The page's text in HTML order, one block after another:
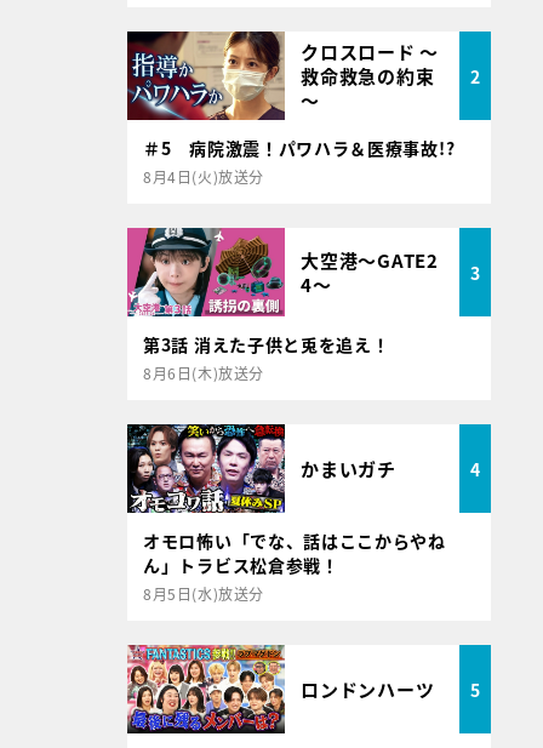
クロスロード ～
救命救急の約束
～
2
＃5 病院激震！パワハラ＆医療事故!?
8月4日(火)放送分
大空港～GATE2
4～
3
第3話 消えた子供と兎を追え！
8月6日(木)放送分
かまいガチ 4
オモロ怖い「でな、話はここからやね
ん」トラビス松倉参戦！
8月5日(水)放送分
ロンドンハーツ 5